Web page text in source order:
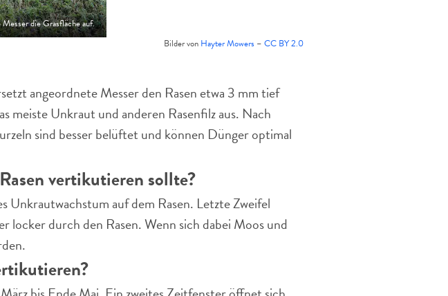
die Grasfläche auf.
Bilder von Hayter Mowers – CC BY 2.0
angeordnete Messer den Rasen etwa 3 mm tief
meiste Unkraut und anderen Rasenfilz aus. Nach
sind besser belüftet und können Dünger optimal
vertikutieren sollte?
auf dem Rasen. Letzte Zweifel
locker durch den Rasen. Wenn sich dabei Moos und